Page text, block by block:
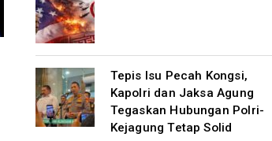
Tepis Isu Pecah Kongsi,
Kapolri dan Jaksa Agung
Tegaskan Hubungan Polri-
Kejagung Tetap Solid